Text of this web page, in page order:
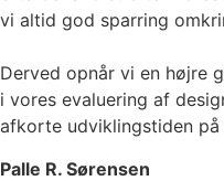
vi altid god sparring
Derved opnår vi en højre
i vores evaluering af
afkorte udviklingstiden
Palle R. Sørensen